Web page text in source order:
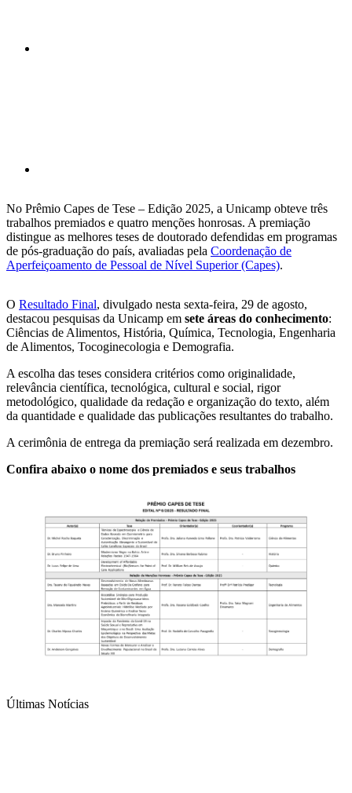
No Prêmio Capes de Tese – Edição 2025, a Unicamp obteve três
trabalhos premiados e quatro menções honrosas. A premiação
distingue as melhores teses de doutorado defendidas em programas
de pós-graduação do país, avaliadas pela Coordenação de
Aperfeiçoamento de Pessoal de Nível Superior (Capes).
O Resultado Final, divulgado nesta sexta-feira, 29 de agosto,
destacou pesquisas da Unicamp em sete áreas do conhecimento:
Ciências de Alimentos, História, Química, Tecnologia, Engenharia
de Alimentos, Tocoginecologia e Demografia.
A escolha das teses considera critérios como originalidade,
relevância científica, tecnológica, cultural e social, rigor
metodológico, qualidade da redação e organização do texto, além
da quantidade e qualidade das publicações resultantes do trabalho.
A cerimônia de entrega da premiação será realizada em dezembro.
Confira abaixo o nome dos premiados e seus trabalhos
Últimas Notícias